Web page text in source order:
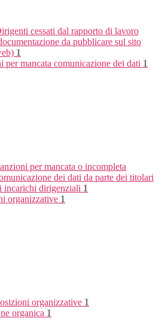
cessati dal rapporto di lavoro
da pubblicare sul sito
1
per mancata comunicazione dei dati 1
per mancata o incompleta
dei dati da parte dei titolari
incarichi dirigenziali 1
organizzative 1
organizzative 1
organica 1